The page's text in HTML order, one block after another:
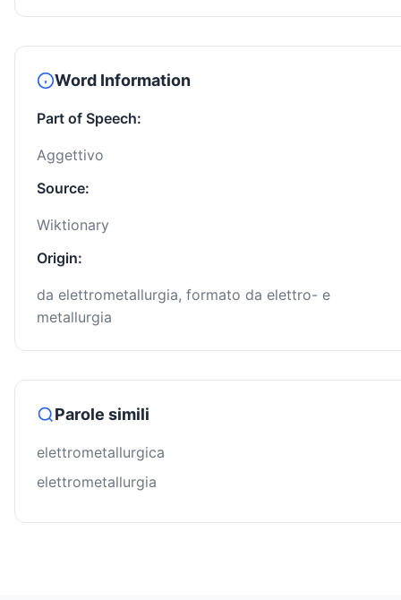
Word Information
Part of Speech:
Aggettivo
Source:
Wiktionary
Origin:
da elettrometallurgia, formato da elettro- e
metallurgia
Parole simili
elettrometallurgica
elettrometallurgia